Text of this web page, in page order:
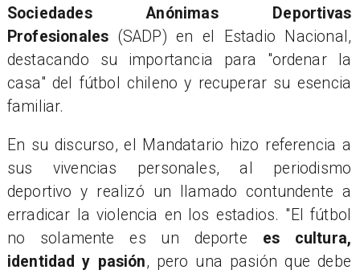
Sociedades Anónimas Deportivas
Profesionales (SADP) en el Estadio Nacional,
destacando su importancia para "ordenar la
casa" del fútbol chileno y recuperar su esencia
familiar.
En su discurso, el Mandatario hizo referencia a
sus vivencias personales, al periodismo
deportivo y realizó un llamado contundente a
erradicar la violencia en los estadios. "El fútbol
no solamente es un deporte es cultura,
identidad y pasión, pero una pasión que debe